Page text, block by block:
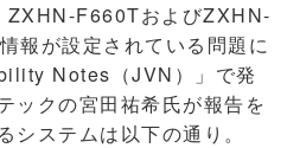
F660TおよびZXHN-
報が設定されている問題に
Notes（JVN）」で発
ックの宮田祐希氏が報告を
ステムは以下の通り。